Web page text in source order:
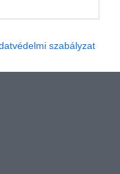
szabályzat
fokozatosan a